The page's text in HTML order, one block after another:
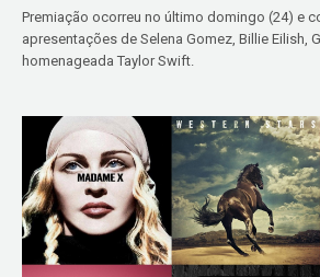
Premiação ocorreu no último domingo (24) e
apresentações de Selena Gomez, Billie Eilish,
homenageada Taylor Swift.